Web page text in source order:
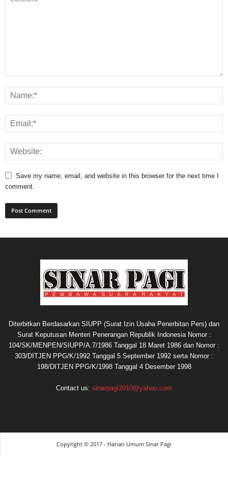
Save my name, email, and website in this browser for the next time I
comment.
Diterbitkan Berdasarkan SIUPP (Surat Izin Usaha Penerbitan Pers) dan
Surat Keputusan Menteri Penerangan Republik Indonesia Nomor :
104/SK/MENPEN/SIUPP/A.7/1986 Tanggal 18 Maret 1986 dan Nomor :
303/DITJEN PPG/K/1992 Tanggal 5 September 1992 serta Nomor :
198/DITJEN PPG/K/1998 Tanggal 4 Desember 1998
Contact us: sinarpagi2010@yahoo.com
Copyright © 2017 - Harian Umum Sinar Pagi